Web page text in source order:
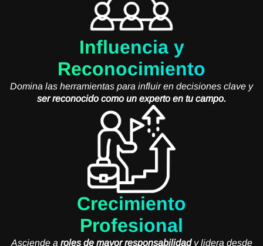
Influencia y
Reconocimiento
Domina las herramientas para influir en decisiones clave y
ser reconocido como un experto en tu campo.
Crecimiento
Profesional
Asciende a roles de mayor responsabilidady lidera desde